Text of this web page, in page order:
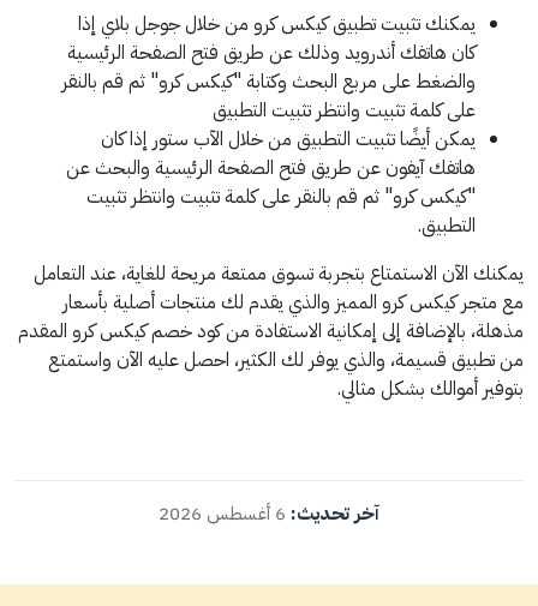
يمكنك تثبيت تطبيق كيكس كرو من خلال جوجل بلاي إذا
كان هاتفك أندرويد وذلك عن طريق فتح الصفحة الرئيسية
والضغط على مربع البحث وكتابة "كيكس كرو" ثم قم بالنقر
على كلمة تثبيت وانتظر تثبيت التطبيق
يمكن أيضًا تثبيت التطبيق من خلال الآب ستور إذا كان
هاتفك آيفون عن طريق فتح الصفحة الرئيسية والبحث عن
"كيكس كرو" ثم قم بالنقر على كلمة تثبيت وانتظر تثبيت
التطبيق.
يمكنك الآن الاستمتاع بتجربة تسوق ممتعة مريحة للغاية، عند التعامل
مع متجر كيكس كرو المميز والذي يقدم لك منتجات أصلية بأسعار
مذهلة، بالإضافة إلى إمكانية الاستفادة من كود خصم كيكس كرو المقدم
من تطبيق قسيمة، والذي يوفر لك الكثير، احصل عليه الآن واستمتع
بتوفير أموالك بشكل مثالي.
آخر تحديث: